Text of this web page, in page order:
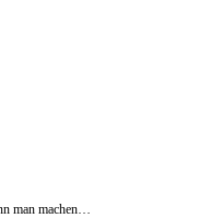
man machen…